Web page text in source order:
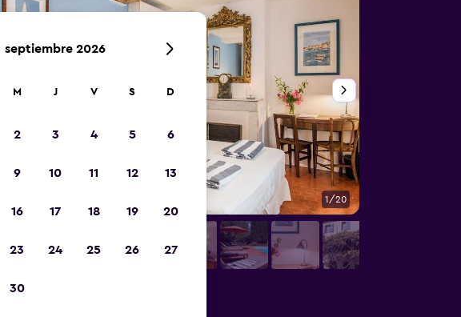
1/20
septiembre 2026
M J V S D
2 3 4 5 6
9 10 11 12 13
16 17 18 19 20
23 24 25 26 27
30